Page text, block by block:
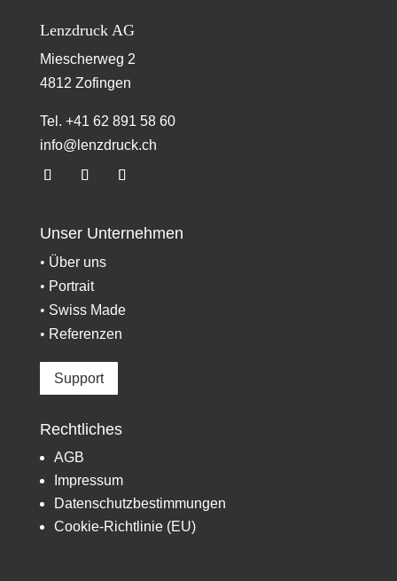
Lenzdruck AG
Miescherweg 2
4812 Zofingen
Tel. +41 62 891 58 60
info@lenzdruck.ch
Unser Unternehmen
• Über uns
• Portrait
• Swiss Made
• Referenzen
Support
Rechtliches
AGB
Impressum
Datenschutzbestimmungen
Cookie-Richtlinie (EU)